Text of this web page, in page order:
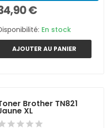
€
En stock
AJOUTER AU PANIER
Brother TN821
XL